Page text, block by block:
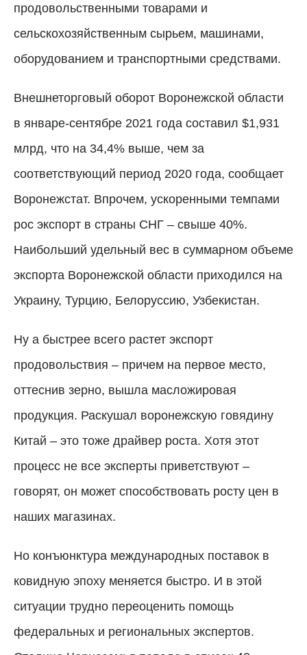
продовольственными товарами и
сельскохозяйственным сырьем, машинами,
оборудованием и транспортными средствами.
Внешнеторговый оборот Воронежской области
в январе-сентябре 2021 года составил $1,931
млрд, что на 34,4% выше, чем за
соответствующий период 2020 года, сообщает
Воронежстат. Впрочем, ускоренными темпами
рос экспорт в страны СНГ – свыше 40%.
Наибольший удельный вес в суммарном объеме
экспорта Воронежской области приходился на
Украину, Турцию, Белоруссию, Узбекистан.
Ну а быстрее всего растет экспорт
продовольствия – причем на первое место,
оттеснив зерно, вышла масложировая
продукция. Раскушал воронежскую говядину
Китай – это тоже драйвер роста. Хотя этот
процесс не все эксперты приветствуют –
говорят, он может способствовать росту цен в
наших магазинах.
Но конъюнктура международных поставок в
ковидную эпоху меняется быстро. И в этой
ситуации трудно переоценить помощь
федеральных и региональных экспертов.